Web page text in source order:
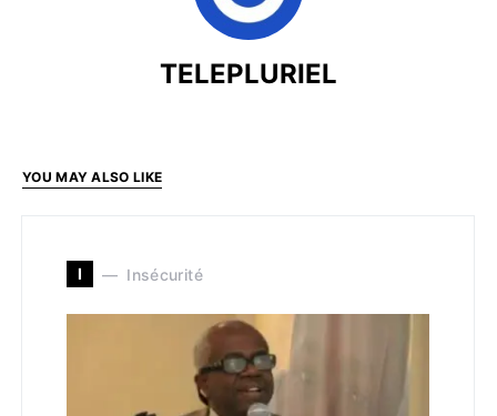
TELEPLURIEL
YOU MAY ALSO LIKE
I Insécurité